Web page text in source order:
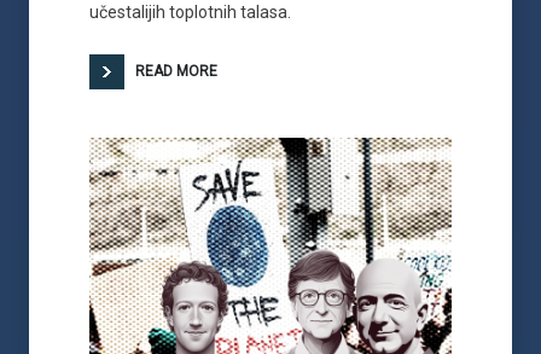
učestalijih toplotnih talasa.
READ MORE